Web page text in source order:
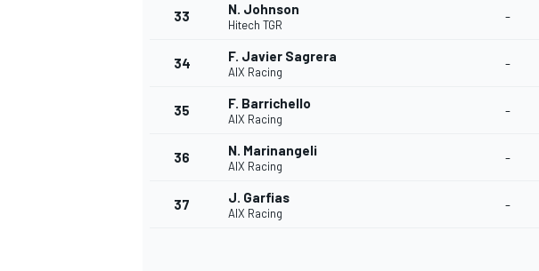
33 N. Johnson
Hitech TGR
-
34 F. Javier Sagrera
AIX Racing
-
35 F. Barrichello
AIX Racing
-
36 N. Marinangeli
AIX Racing
-
37 J. Garfias
AIX Racing
-